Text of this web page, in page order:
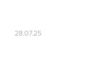
28.07.25